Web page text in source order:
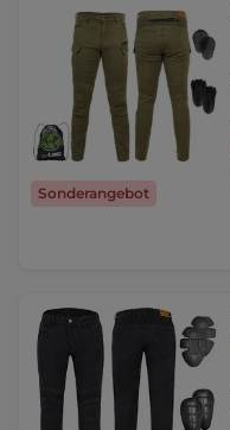
Sonderangebot